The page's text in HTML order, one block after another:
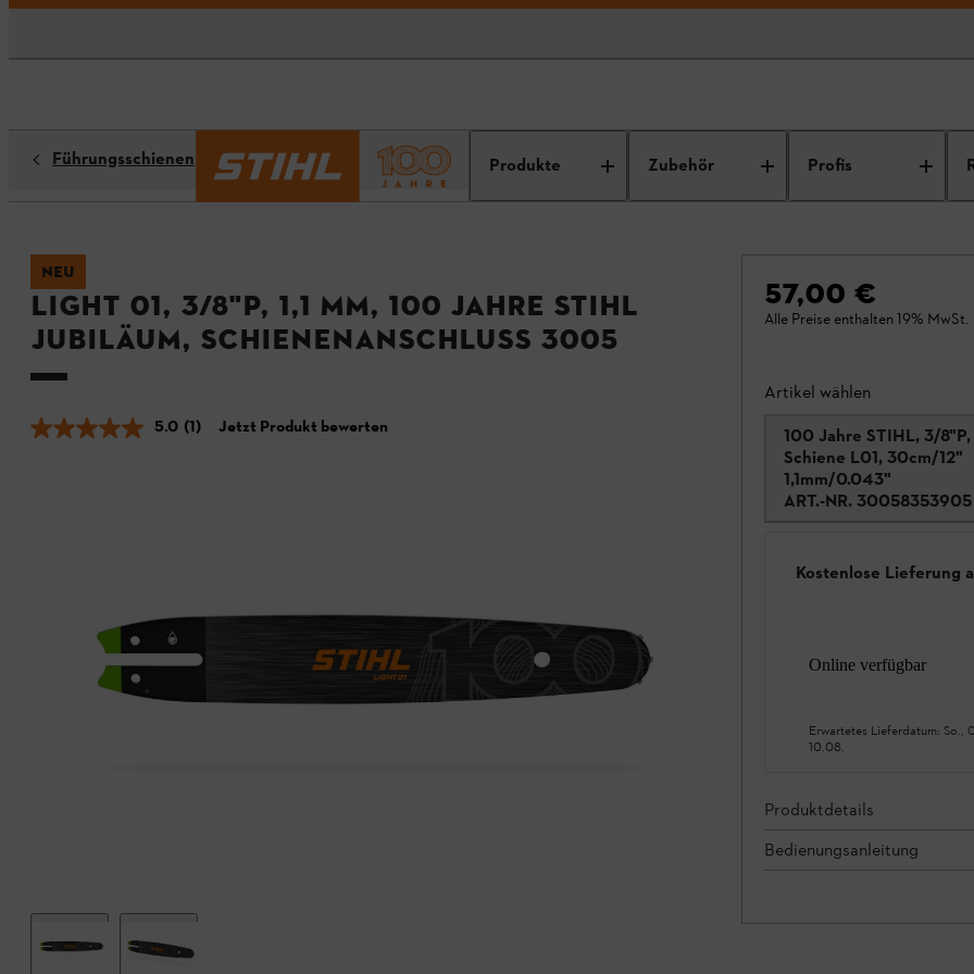
Produkte Zubehör Profis
Führungsschienen
NEU
Light 01, 3/8"P, 1,1 mm, 100 Jahre STIHL
Jubiläum, Schienenanschluss 3005
5.0 (1) Jetzt Produkt bewerten
57,00 €
Alle Preise enthalten 19% MwSt.
Artikel wählen
100 Jahre STIHL, 3/8"P,
Schiene L01, 30cm/12"
1,1mm/0.043"
ART.-NR. 30058353905
Kostenlose Lieferung
Online verfügbar
Erwartetes Lieferdatum: So.,
10.08.
Produktdetails
Bedienungsanleitung